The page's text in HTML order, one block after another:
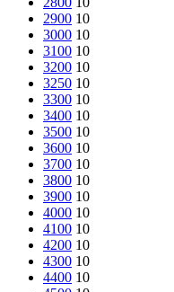
2900 10
3000 10
3100 10
3200 10
3250 10
3300 10
3400 10
3500 10
3600 10
3700 10
3800 10
3900 10
4000 10
4100 10
4200 10
4300 10
4400 10